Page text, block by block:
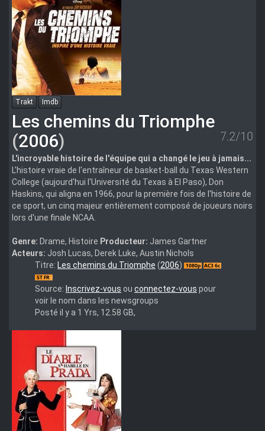
Trakt Imdb
Les chemins du Triomphe
(2006) 7.2/10
L'incroyable histoire de l'équipe qui a changé le jeu à jamais...
L'histoire vraie de l'entraîneur de basket-ball du Texas Western
College (aujourd'hui l'Université du Texas à El Paso), Don
Haskins, qui aligna en 1966, pour la première fois de l'histoire de
ce sport, un cinq majeur entièrement composé de joueurs noirs
lors d'une finale NCAA.
Genre: Drame, Histoire Producteur: James Gartner
Acteurs: Josh Lucas, Derek Luke, Austin Nichols
glory.road.2006.1080p.bluray.x264-
Titre: Les chemins du Triomphe (2006)
Source: Inscrivez-vous ou connectez-vous pour
voir le nom dans les newsgroups
Posté il y a 1 Yrs, 12.58 GB,